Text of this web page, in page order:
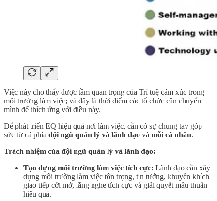
Việc này cho thấy được tầm quan trọng của Trí tuệ cảm xúc trong
môi trường làm việc; và đây là thời điểm các tổ chức cần chuyển
mình để thích ứng với điều này.
Để phát triển EQ hiệu quả nơi làm việc, cần có sự chung tay góp
sức từ cả phía đội ngũ quản lý và lãnh đạo và mỗi cá nhân.
Trách nhiệm của đội ngũ quản lý và lãnh đạo:
Tạo dựng môi trường làm việc tích cực: Lãnh đạo cần xây
dựng môi trường làm việc tôn trọng, tin tưởng, khuyến khích
giao tiếp cởi mở, lắng nghe tích cực và giải quyết mâu thuẫn
hiệu quả.